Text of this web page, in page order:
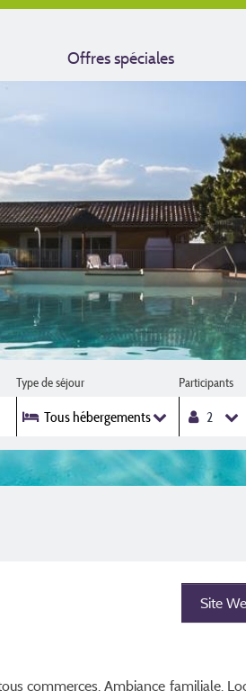
Offres spéciales
Type de séjour
Tous hébergements
Participants
Site
commerces. Ambiance familiale.